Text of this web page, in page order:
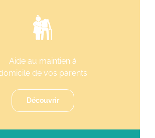
Aide au maintien à
de vos parents
Découvrir